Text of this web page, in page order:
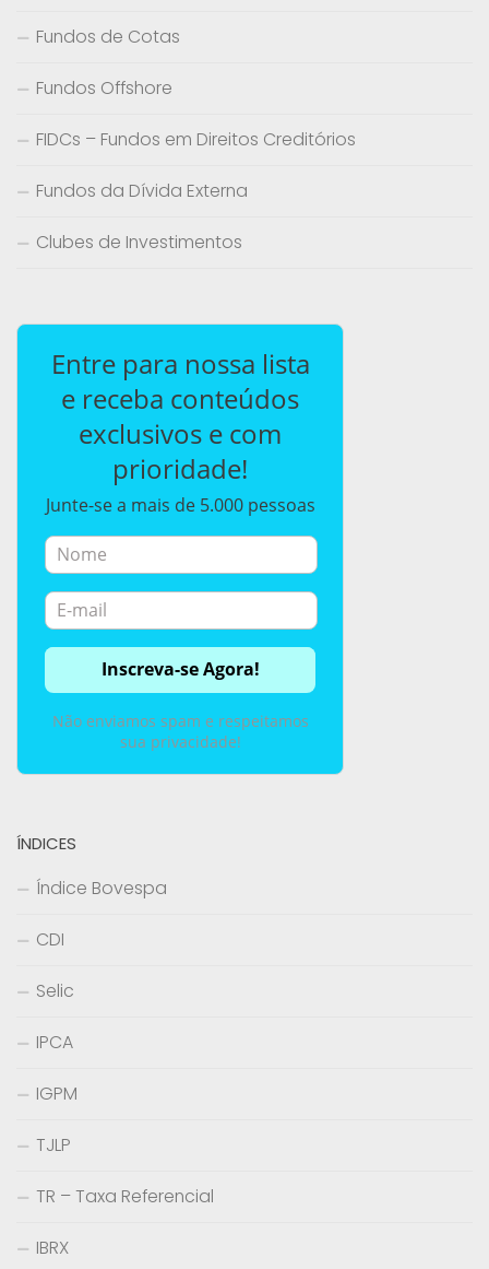
Fundos de Cotas
Fundos Offshore
FIDCs – Fundos em Direitos Creditórios
Fundos da Dívida Externa
Clubes de Investimentos
Entre para nossa lista
e receba conteúdos
exclusivos e com
prioridade!
Junte-se a mais de 5.000 pessoas
Não enviamos spam e respeitamos
sua privacidade!
ÍNDICES
Índice Bovespa
CDI
Selic
IPCA
IGPM
TJLP
TR – Taxa Referencial
IBRX